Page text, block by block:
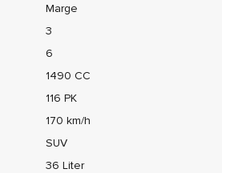
Marge
3
6
1490 CC
116 PK
170 km/h
SUV
36 Liter